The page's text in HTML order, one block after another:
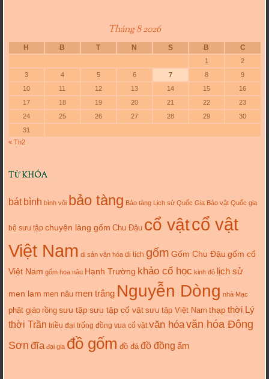
Tháng 8 2026
H B T N S B C
1
2
3
4 5 6 7 8
9
10
11 12 13 14 15
16
17
18 19 20 21 22
23
24
25 26 27 28 29
30
31
« Th2
TỪ KHÓA
bát bình bình vôi bảo tàng Bảo tàng Lịch sử Quốc Gia Bảo vật Quốc gia
bộ sưu tập chuyện làng gốm Chu Đậu cổ vậtcổ vật
Việt Nam di sản văn hóa di tích gốm Gốm Chu Đậu gốm cổ
Việt Nam gốm hoa nâu Hạnh Trường khảo cổ học kinh đô lịch sử
men lam men nâu men trắng Nguyễn Dòng nhà Mạc
phật giáo rồng sưu tập sưu tập cổ vật sưu tập Việt Nam thạp thời Lý
thời Trần triều đại trống đồng vua cổ vật văn hóavăn hóa Đông
Sơn đĩa đại gia đồ gốm đồ đá đồ đồng ấm